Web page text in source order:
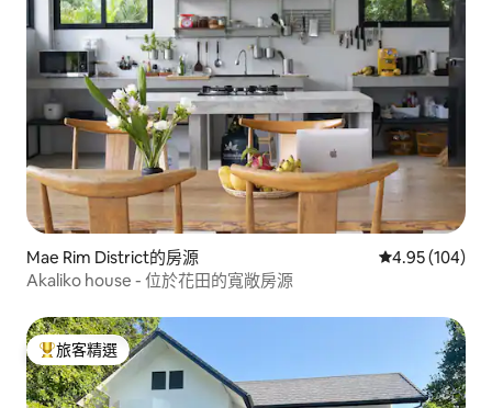
Mae Rim District的房源 從 104 則評價
4.95 (104)
Akaliko house - 位於花田的寬敞房源
旅客精選榜首
旅客精選